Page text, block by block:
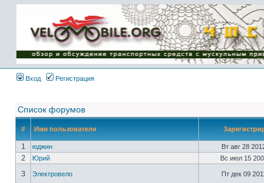
Имя пользователя:
Пароль:
{ LOG_ME_IN_SHORT
}
Вход Регистрация
Список форумов
# Имя пользователя
1 юджин Вт авг 28
2
Юрий Вс июл 15
3
Электровело Пт дек 09